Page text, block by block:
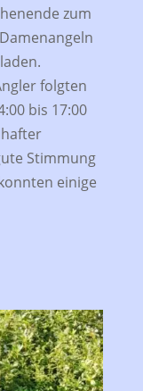
zum
folgten
bis 17:00
Stimmung
einige